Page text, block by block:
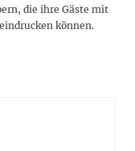
die ihre Gäste mit
können.